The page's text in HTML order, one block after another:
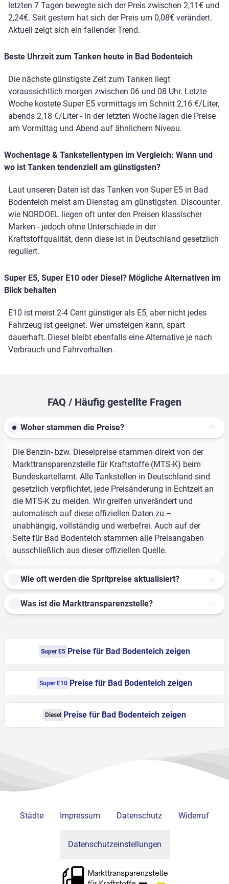
letzten 7 Tagen bewegte sich der Preis zwischen 2,11€ und
2,24€. Seit gestern hat sich der Preis um 0,08€ verändert.
Aktuell zeigt sich ein fallender Trend.
Beste Uhrzeit zum Tanken heute in Bad Bodenteich
Die nächste günstigste Zeit zum Tanken liegt
voraussichtlich morgen zwischen 06 und 08 Uhr. Letzte
Woche kostete Super E5 vormittags im Schnitt 2,16 €/Liter,
abends 2,18 €/Liter - in der letzten Woche lagen die Preise
am Vormittag und Abend auf ähnlichem Niveau.
Wochentage & Tankstellentypen im Vergleich: Wann und
wo ist Tanken tendenziell am günstigsten?
Laut unseren Daten ist das Tanken von Super E5 in Bad
Bodenteich meist am Dienstag am günstigsten. Discounter
wie NORDOEL liegen oft unter den Preisen klassischer
Marken - jedoch ohne Unterschiede in der
Kraftstoffqualität, denn diese ist in Deutschland gesetzlich
reguliert.
Super E5, Super E10 oder Diesel? Mögliche Alternativen im
Blick behalten
E10 ist meist 2-4 Cent günstiger als E5, aber nicht jedes
Fahrzeug ist geeignet. Wer umsteigen kann, spart
dauerhaft. Diesel bleibt ebenfalls eine Alternative je nach
Verbrauch und Fahrverhalten.
FAQ / Häufig gestellte Fragen
Woher stammen die Preise?
Die Benzin- bzw. Dieselpreise stammen direkt von der
Markttransparenzstelle für Kraftstoffe (MTS-K) beim
Bundeskartellamt. Alle Tankstellen in Deutschland sind
gesetzlich verpflichtet, jede Preisänderung in Echtzeit an
die MTS-K zu melden. Wir greifen unverändert und
automatisch auf diese offiziellen Daten zu –
unabhängig, vollständig und werbefrei. Auch auf der
Seite für Bad Bodenteich stammen alle Preisangaben
ausschließlich aus dieser offiziellen Quelle.
Wie oft werden die Spritpreise aktualisiert?
Was ist die Markttransparenzstelle?
Super E5 Preise für Bad Bodenteich zeigen
Super E10 Preise für Bad Bodenteich zeigen
Diesel Preise für Bad Bodenteich zeigen
Städte Impressum Datenschutz Widerruf
Datenschutzeinstellungen